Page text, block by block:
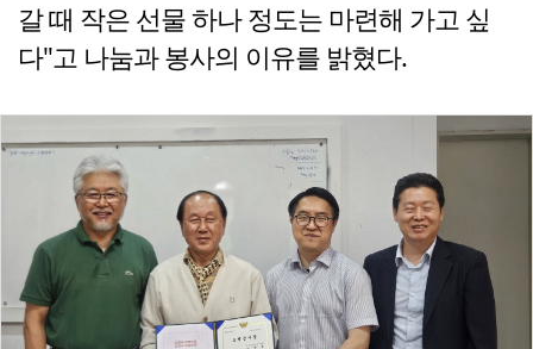
갈 때 작은 선물 하나 정도는 마련해 가고 싶
다"고 나눔과 봉사의 이유를 밝혔다.